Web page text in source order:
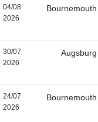
04/08
2026
Bournemouth
30/07
2026
Augsburg
24/07
2026
Bournemouth